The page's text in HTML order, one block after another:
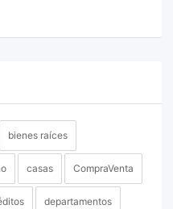
bienes raíces
casas CompraVenta
departamentos